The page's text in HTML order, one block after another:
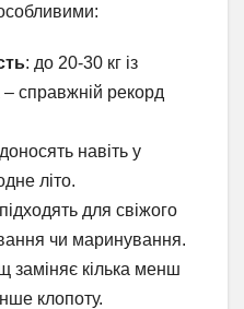
: до 20-30 кг із
справжній рекорд
навіть у
літо.
для свіжого
чи маринування.
заміняє кілька менш
клопоту.